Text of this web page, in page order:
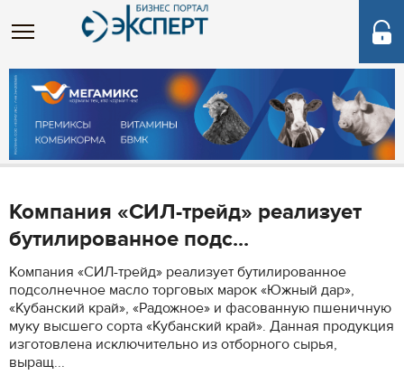
Компания «СИЛ-трейд» реализует
бутилированное подс...
Компания «СИЛ-трейд» реализует бутилированное
подсолнечное масло торговых марок «Южный дар»,
«Кубанский край», «Радожное» и фасованную пшеничную
муку высшего сорта «Кубанский край». Данная продукция
изготовлена исключительно из отборного сырья,
выращ...